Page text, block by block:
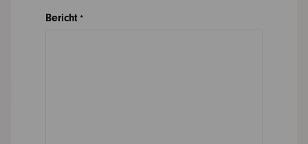
Bericht *